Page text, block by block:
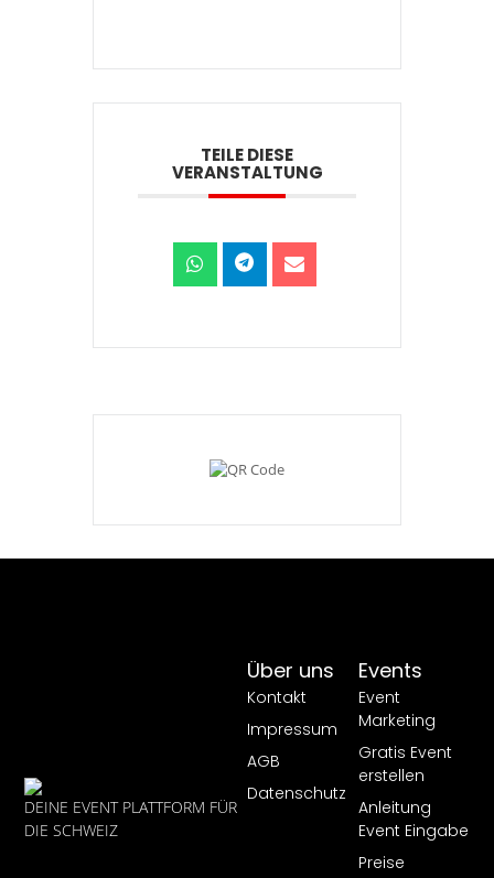
TEILE DIESE
VERANSTALTUNG
DEINE EVENT PLATTFORM FÜR
DIE SCHWEIZ
Events
Event
Marketing
Gratis Event
erstellen
Anleitung
Event Eingabe
Preise
Über uns
Kontakt
Impressum
AGB
Datenschutz